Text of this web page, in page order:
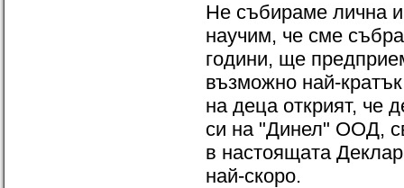
Не събираме лична
научим, че сме
години, ще
възможно най-
на деца открият, че
си на "Динел" ООД,
в настоящата
най-скоро.